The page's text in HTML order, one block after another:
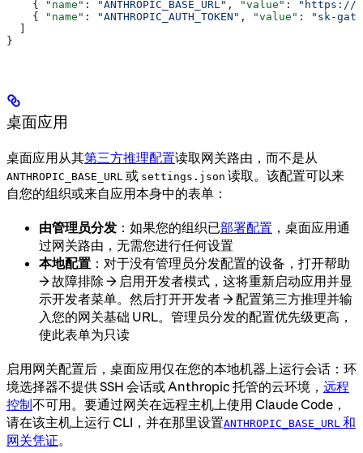
    {
"name" : "ANTHROPIC_BASE_URL" , "value" :
"https://
    {
"name" : "ANTHROPIC_AUTH_TOKEN" , "value" :
"sk-
}
桌面应用
桌面应用从其第三方推理配置读取网关路由，而不是从
ANTHROPIC_BASE_URL 或 settings.json 读取。该配置可以来
自您的组织或来自应用本身中的表单：
由管理员分发 ：如果您的组织已部署配置 ，桌面应用通
过网关路由，无需您进行任何设置
本地配置 ：对于没有管理员分发配置的设备，打开帮助
→ 故障排除 → 启用开发者模式，这将重新启动应用并显
示开发者菜单。然后打开开发者 → 配置第三方推理并输
入您的网关基础 URL。管理员分发的配置优先级更高，
使此表单为只读
启用网关配置后，桌面应用仅在您的本地机器上运行会话：环
境选择器不提供 SSH 会话或 Anthropic 托管的云环境， 远程
控制不可用。要通过网关在远程主机上使用 Claude Code，
请在该主机上运行 CLI，并在那里设置ANTHROPIC_BASE_URL 和
网关凭证。